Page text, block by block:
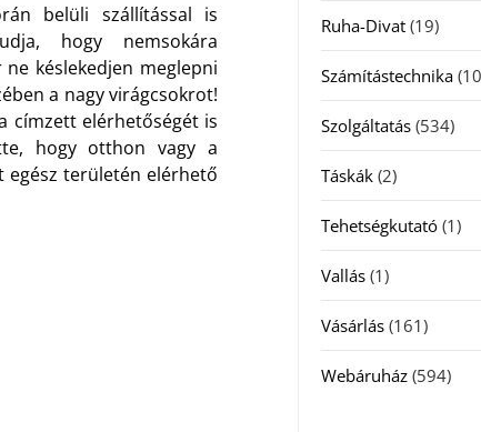
belüli szállítással is
hogy nemsokára
késlekedjen meglepni
a nagy virágcsokrot!
címzett elérhetőségét is
hogy otthon vagy a
egész területén elérhető
Ruha-Divat(19)
Számítástechnika
Szolgáltatás(534)
Táskák(2)
Tehetségkutató(1)
Vallás(1)
Vásárlás(161)
Webáruház(594)